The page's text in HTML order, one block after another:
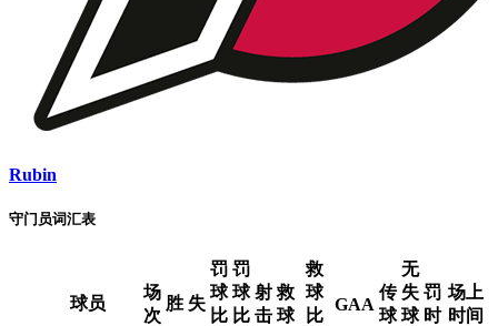
Rubin
守门员词汇表
球员
场
次
胜 失
罚
球
比
罚
球
比
射
击
救
球
救
球
比
GAA
传
球
无
失
球
罚
时
场上
时间